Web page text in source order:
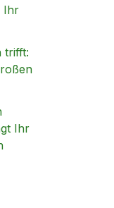
Ihr
trifft:
Ihr